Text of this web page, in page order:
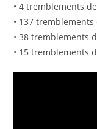
• 4 tremblements
• 137 tremblements
• 38 tremblements
• 15 tremblements